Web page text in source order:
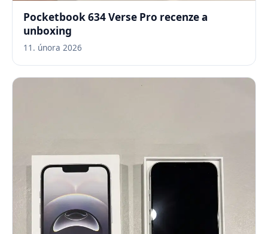
Pocketbook 634 Verse Pro recenze a
unboxing
11. února 2026